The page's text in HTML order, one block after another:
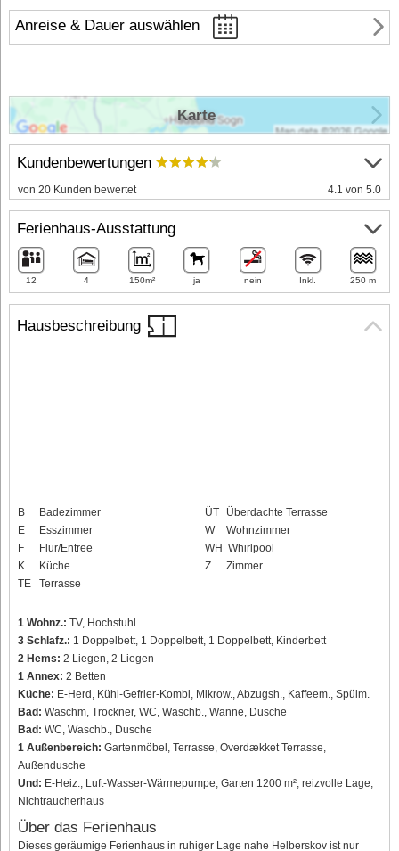
Anreise & Dauer auswählen
Hausbeschreibung
B
Badezimmer
E
Esszimmer
F
Flur/Entree
K
Küche
TE
Terrasse
ÜT
Überdachte Terrasse
W
Wohnzimmer
WH Whirlpool
Z
Zimmer
1 Wohnz.: TV, Hochstuhl
3 Schlafz.: 1 Doppelbett, 1 Doppelbett, 1 Doppelbett, Kinderbett
2 Hems: 2 Liegen, 2 Liegen
1 Annex: 2 Betten
Küche: E-Herd, Kühl-Gefrier-Kombi, Mikrow., Abzugsh., Kaffeem., Spülm.
Bad: Waschm, Trockner, WC, Waschb., Wanne, Dusche
Bad: WC, Waschb., Dusche
1 Außenbereich: Gartenmöbel, Terrasse, Overdækket Terrasse,
Außendusche
Und: E-Heiz., Luft-Wasser-Wärmepumpe, Garten 1200 m², reizvolle Lage,
Nichtraucherhaus
Über das Ferienhaus
Dieses geräumige Ferienhaus in ruhiger Lage nahe Helberskov ist nur
Kundenbewertungen
von 20 Kunden bewertet 4.1 von 5.0
Ferienhaus-Ausstattung
12 4 150m² ja nein Inkl. 250 m
Karte